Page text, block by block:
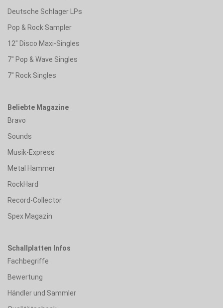
Deutsche Schlager LPs
Pop & Rock Sampler
12" Disco Maxi-Singles
7" Pop & Wave Singles
7" Rock Singles
Beliebte Magazine
Bravo
Sounds
Musik-Express
Metal Hammer
RockHard
Record-Collector
Spex Magazin
Schallplatten Infos
Fachbegriffe
Bewertung
Händler und Sammler